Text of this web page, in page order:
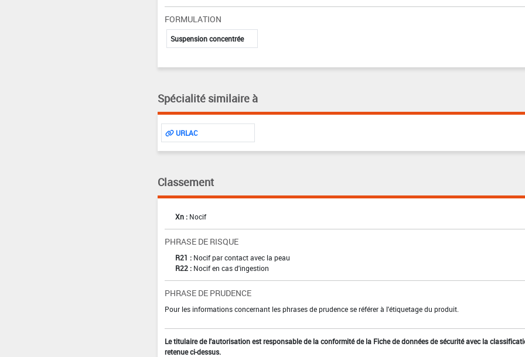
FORMULATION
Suspension concentrée
Spécialité similaire à
URLAC
Classement
Xn : Nocif
PHRASE DE RISQUE
R21 : Nocif par contact avec la peau
R22 : Nocif en cas d'ingestion
PHRASE DE PRUDENCE
Pour les informations concernant les phrases de prudence se référer à l'étiquetage du produit.
Le titulaire de l'autorisation est responsable de la conformité de la Fiche de données de sécurité avec la
retenue ci-dessus.